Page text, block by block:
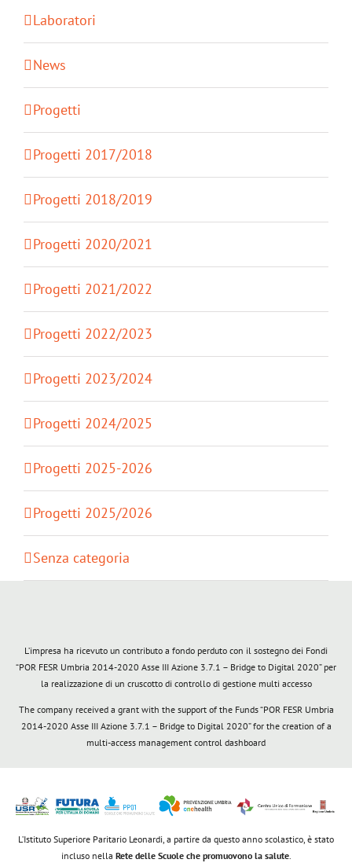
Laboratori
News
Progetti
Progetti 2017/2018
Progetti 2018/2019
Progetti 2020/2021
Progetti 2021/2022
Progetti 2022/2023
Progetti 2023/2024
Progetti 2024/2025
Progetti 2025-2026
Progetti 2025/2026
Senza categoria
L’impresa ha ricevuto un contributo a fondo perduto con il sostegno dei Fondi
“POR FESR Umbria 2014-2020 Asse III Azione 3.7.1 – Bridge to Digital 2020” per
la realizzazione di un cruscotto di controllo di gestione multi accesso
The company received a grant with the support of the Funds “POR FESR Umbria
2014-2020 Asse III Azione 3.7.1 – Bridge to Digital 2020” for the creation of a
multi-access management control dashboard
L’Istituto Superiore Paritario Leonardi, a partire da questo anno scolastico, è stato
incluso nella Rete delle Scuole che promuovono la salute.